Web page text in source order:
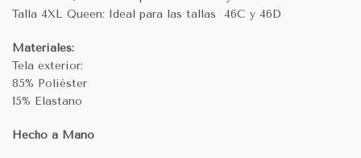
Talla 4XL Queen: Ideal para las tallas 46C y 46D
Materiales:
Tela exterior:
85% Poliéster
15% Elastano
Hecho a Mano